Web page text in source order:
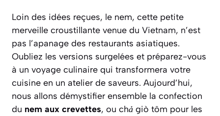
Loin des idées reçues, le nem, cette petite
merveille croustillante venue du Vietnam, n’est
pas l’apanage des restaurants asiatiques.
Oubliez les versions surgelées et préparez-vous
à un voyage culinaire qui transformera votre
cuisine en un atelier de saveurs. Aujourd’hui,
nous allons démystifier ensemble la confection
du nem aux crevettes, ou chả giò tôm pour les